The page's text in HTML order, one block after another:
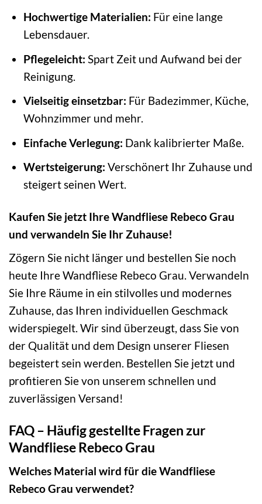
Hochwertige Materialien: Für eine lange
Lebensdauer.
Pflegeleicht: Spart Zeit und Aufwand bei der
Reinigung.
Vielseitig einsetzbar: Für Badezimmer, Küche,
Wohnzimmer und mehr.
Einfache Verlegung: Dank kalibrierter Maße.
Wertsteigerung: Verschönert Ihr Zuhause und
steigert seinen Wert.
Kaufen Sie jetzt Ihre Wandfliese Rebeco Grau
und verwandeln Sie Ihr Zuhause!
Zögern Sie nicht länger und bestellen Sie noch
heute Ihre Wandfliese Rebeco Grau. Verwandeln
Sie Ihre Räume in ein stilvolles und modernes
Zuhause, das Ihren individuellen Geschmack
widerspiegelt. Wir sind überzeugt, dass Sie von
der Qualität und dem Design unserer Fliesen
begeistert sein werden. Bestellen Sie jetzt und
profitieren Sie von unserem schnellen und
zuverlässigen Versand!
FAQ – Häufig gestellte Fragen zur
Wandfliese Rebeco Grau
Welches Material wird für die Wandfliese
Rebeco Grau verwendet?